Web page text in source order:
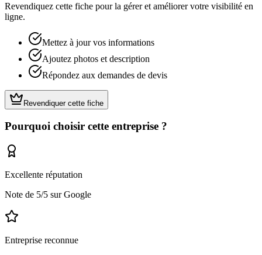
Revendiquez cette fiche pour la gérer et améliorer votre visibilité en
ligne.
Mettez à jour vos informations
Ajoutez photos et description
Répondez aux demandes de devis
Revendiquer cette fiche
Pourquoi choisir cette entreprise ?
Excellente réputation
Note de 5/5 sur Google
Entreprise reconnue